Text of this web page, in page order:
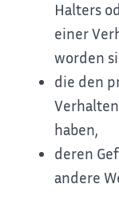
Halters
einer
worden
die den
haben,
deren
andere